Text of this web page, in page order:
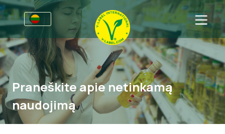
Verslams
Informacija gamintojams
V-Label webinarai
Naudos
Sritys
Bendra informacija
Maistas
D.U.K.
Vartotojams
Praneškite apie netinkamą
naudojimą